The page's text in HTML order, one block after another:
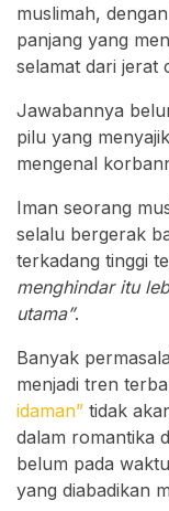
muslimah,
panjang yang
selamat dari jerat
Jawabannya
pilu yang
mengenal
Iman seorang
selalu bergerak
terkadang tinggi
menghindar itu
utama”.
Banyak
menjadi tren
idaman” tidak
dalam romantika
belum pada
yang diabadikan